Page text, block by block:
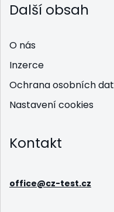
Další obsah
O nás
Inzerce
Ochrana osobních dat
Nastavení cookies
Kontakt
office@cz-test.cz